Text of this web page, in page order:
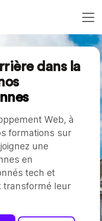
dans la
Web, à
formations sur
une
en
tech et
transformé leur